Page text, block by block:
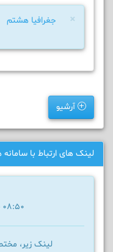
× جغرافیا هشتم
آرشیو
لینک های ارتباط با
08:50 شنبه, 17 مرداد 1405
لینک زیر،